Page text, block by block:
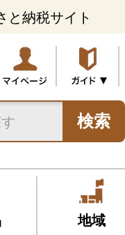
と納税サイト
検索
地域